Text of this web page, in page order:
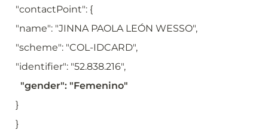
"contactPoint": {
"name": "JINNA PAOLA LEÓN WESSO",
"scheme": "COL-IDCARD",
"identifier": "52.838.216",
"gender": "Femenino"
}
}